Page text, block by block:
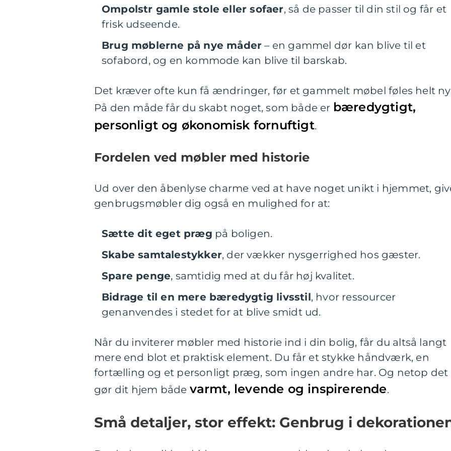
Ompolstr gamle stole eller sofaer, så de passer til din stil og får et
frisk udseende.
Brug møblerne på nye måder – en gammel dør kan blive til et
sofabord, og en kommode kan blive til barskab.
Det kræver ofte kun få ændringer, før et gammelt møbel føles helt
På den måde får du skabt noget, som både er bæredygtigt,
personligt og økonomisk fornuftigt.
Fordelen ved møbler med historie
Ud over den åbenlyse charme ved at have noget unikt i hjemmet,
genbrugsmøbler dig også en mulighed for at:
Sætte dit eget præg på boligen.
Skabe samtalestykker, der vækker nysgerrighed hos gæster.
Spare penge, samtidig med at du får høj kvalitet.
Bidrage til en mere bæredygtig livsstil, hvor ressourcer
genanvendes i stedet for at blive smidt ud.
Når du inviterer møbler med historie ind i din bolig, får du altså langt
mere end blot et praktisk element. Du får et stykke håndværk, en
fortælling og et personligt præg, som ingen andre har. Og netop det
gør dit hjem både varmt, levende og inspirerende.
Små detaljer, stor effekt: Genbrug i